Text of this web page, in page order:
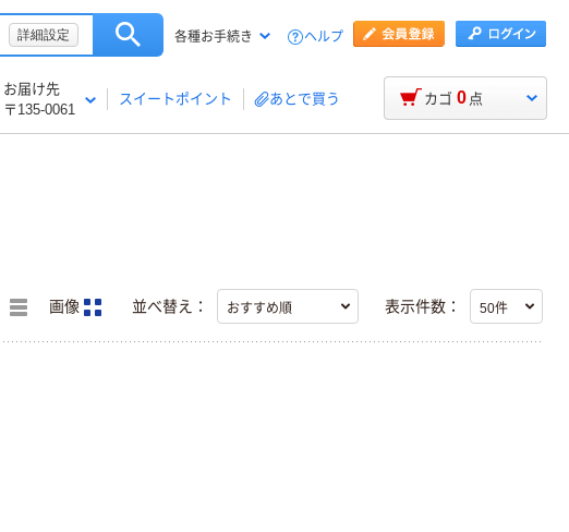
詳細設定 各種お手続き ヘルプ
お届け先
〒135-0061
スイートポイント あとで買う カゴ 0 点
画像 並べ替え： 表示件数：